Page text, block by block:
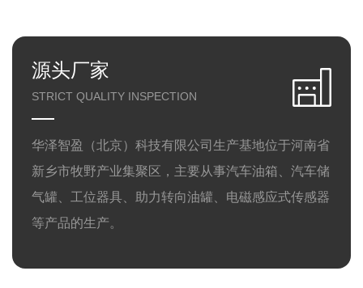
源头厂家
STRICT QUALITY INSPECTION
华泽智盈（北京）科技有限公司生产基地位于河南省
新乡市牧野产业集聚区，主要从事汽车油箱、汽车储
气罐、工位器具、助力转向油罐、电磁感应式传感器
等产品的生产。